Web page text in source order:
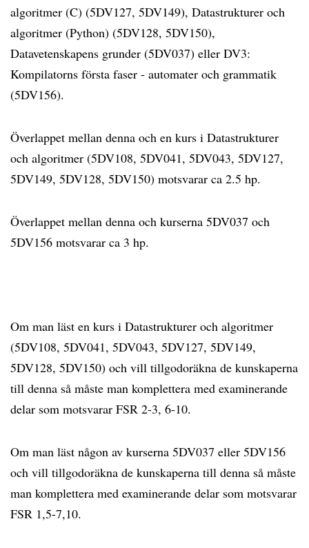
algoritmer (C) (5DV127, 5DV149), Datastrukturer och
algoritmer (Python) (5DV128, 5DV150),
Datavetenskapens grunder (5DV037) eller DV3:
Kompilatorns första faser - automater och grammatik
(5DV156).
Överlappet mellan denna och en kurs i Datastrukturer
och algoritmer (5DV108, 5DV041, 5DV043, 5DV127,
5DV149, 5DV128, 5DV150) motsvarar ca 2.5 hp.
Överlappet mellan denna och kurserna 5DV037 och
5DV156 motsvarar ca 3 hp.
Om man läst en kurs i Datastrukturer och algoritmer
(5DV108, 5DV041, 5DV043, 5DV127, 5DV149,
5DV128, 5DV150) och vill tillgodoräkna de kunskaperna
till denna så måste man komplettera med examinerande
delar som motsvarar FSR 2-3, 6-10.
Om man läst någon av kurserna 5DV037 eller 5DV156
och vill tillgodoräkna de kunskaperna till denna så måste
man komplettera med examinerande delar som motsvarar
FSR 1,5-7,10.